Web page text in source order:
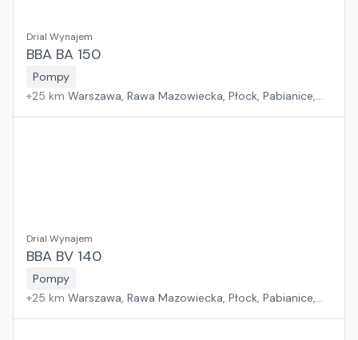
Drial Wynajem
BBA BA 150
Pompy
+25 km Warszawa, Rawa Mazowiecka, Płock, Pabianice,
Drial Wynajem
BBA BV 140
Pompy
+25 km Warszawa, Rawa Mazowiecka, Płock, Pabianice,